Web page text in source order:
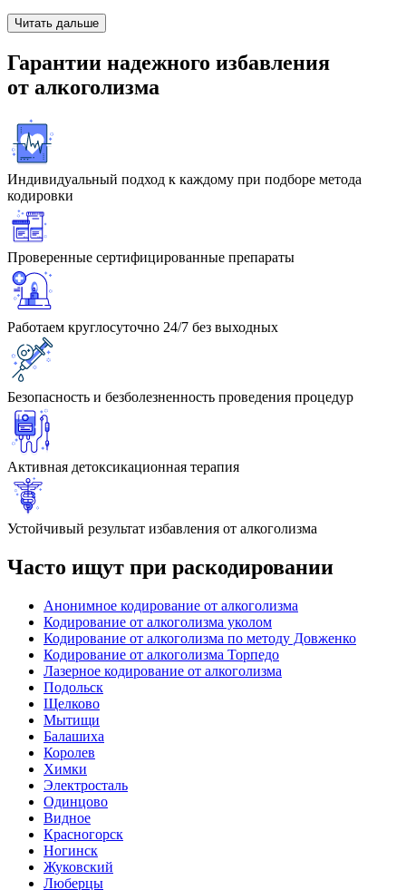
Читать дальше
Гарантии надежного избавления
от алкоголизма
Индивидуальный подход к каждому при подборе метода
кодировки
Проверенные сертифицированные препараты
Работаем круглосуточно 24/7 без выходных
Безопасность и безболезненность проведения процедур
Активная детоксикационная терапия
Устойчивый результат избавления от алкоголизма
Часто ищут при раскодировании
Анонимное кодирование от алкоголизма
Кодирование от алкоголизма уколом
Кодирование от алкоголизма по методу Довженко
Кодирование от алкоголизма Торпедо
Лазерное кодирование от алкоголизма
Подольск
Щелково
Мытищи
Балашиха
Королев
Химки
Электросталь
Одинцово
Видное
Красногорск
Ногинск
Жуковский
Люберцы